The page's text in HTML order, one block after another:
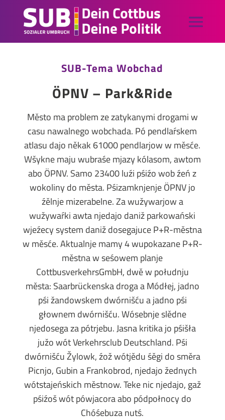
SUB-Tema Wobchad
ÖPNV – Park&Ride
Město ma problem ze zatykanymi drogami w
casu nawalnego wobchada. Pó pendlaŕskem
atlasu dajo někak 61000 pendlarjow w měsće.
Wšykne maju wubraśe mjazy kólasom, awtom
abo ÖPNV. Samo 23400 luźi pśiźo wob źeń z
wokoliny do města. Pśizamknjenje ÖPNV jo
źělnje mizerabelne. Za wužywarjow a
wužywaŕki awta njedajo daniž parkowański
wjeźecy system daniž dosegajuce P+R-městna
w měsće. Aktualnje mamy 4 wupokazane P+R-
městna w seśowem planje
CottbusverkehrsGmbH, dwě w połudnju
města: Saarbrückenska droga a Módłej, jadno
pśi žandowskem dwórnišću a jadno pśi
głownem dwórnišću. Wósebnje slědne
njedosega za pótrjebu. Jasna kritika jo pśišła
južo wót Verkehrsclub Deutschland. Pśi
dwórnišću Žylowk, źož wótjědu śěgi do směra
Picnjo, Gubin a Frankobrod, njedajo žednych
wótstajeńskich městnow. Teke nic njedajo, gaž
pśiźoš wót pówjacora abo pódpołnocy do
Chóśebuza nutś.